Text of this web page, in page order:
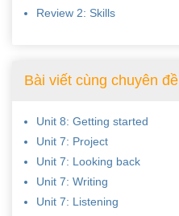
Review 2: Skills
Bài viết cùng chuyên đề
Unit 8: Getting started
Unit 7: Project
Unit 7: Looking back
Unit 7: Writing
Unit 7: Listening